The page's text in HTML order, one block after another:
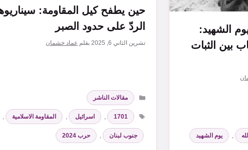
الشهيد:
الثبات
, يوم الشهيد
حين يطفح كيل المقاومة:
الردّ على حدود الصبر
تشرين الثاني 6, 2025 بقلم عماد خشمان
التصنيفات
مقالات الناشر
الوسوم
1701
, اسرائيل , المقاومة الاسلامية ,
جنوب لبنان , حرب 2024